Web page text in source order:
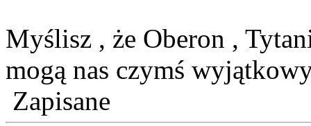
Myślisz , że Oberon ,
mogą nas czymś
Zapisane